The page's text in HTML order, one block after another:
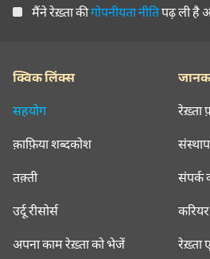
मैंने रेख़्ता कीगोपनीयता नीतिपढ़ ली है
क्विक लिंक्स
सहयोग
क़ाफ़िया शब्दकोश
तक़्ती
उर्दू रीसोर्स
अपना काम रेख़्ता को भेजें
रेख़्ता
संपर्क
करियर
रेख़्ता